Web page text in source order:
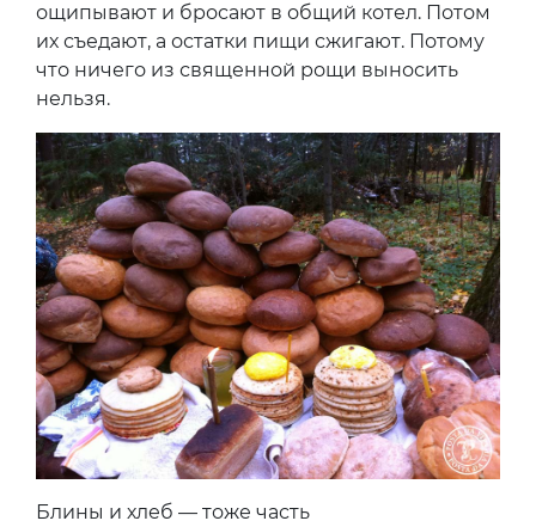
ощипывают и бросают в общий котел. Потом
их съедают, а остатки пищи сжигают. Потому
что ничего из священной рощи выносить
нельзя.
Блины и хлеб — тоже часть